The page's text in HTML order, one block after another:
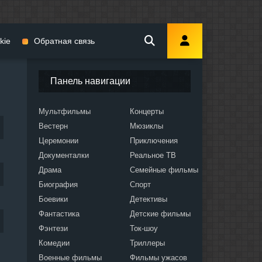
Панель навигации
Мультфильмы
Вестерн
Церемонии
Документалки
Драма
Биография
Боевики
Фантастика
Фэнтези
Комедии
Военные фильмы
Концерты
Мюзиклы
Приключения
Реальное ТВ
Семейные фильмы
Спорт
Детективы
Детские фильмы
Ток-шоу
Триллеры
Фильмы ужасов
Обратная связь